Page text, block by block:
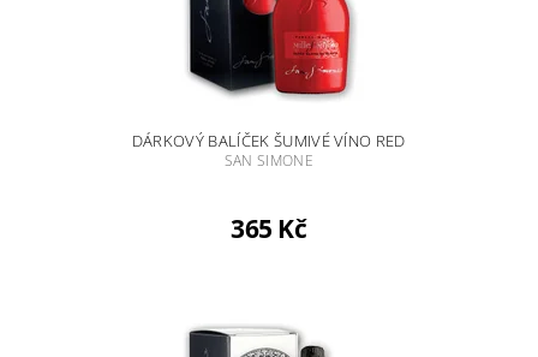
DÁRKOVÝ BALÍČEK ŠUMIVÉ VÍNO RED
SAN SIMONE
365 Kč